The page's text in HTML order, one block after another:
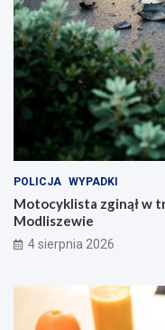
POLICJA WYPADKI
Motocyklista zginął w
Modliszewie
4 sierpnia 2026